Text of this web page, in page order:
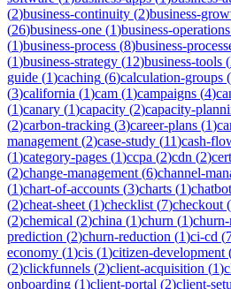
(2)business-continuity (2)business-
(26)business-one (1)business-operations
(1)business-process (8)business-
(1)business-strategy (12)business-tools (
guide (1)caching (6)calculation-groups (
(3)california (1)cam (1)campaigns (4)
(1)canary (1)capacity (2)capacity-
(2)carbon-tracking (3)career-plans (1)
management (2)case-study (11)cash-
(1)category-pages (1)ccpa (2)cdn (2)
(2)change-management (6)channel-
(1)chart-of-accounts (3)charts (1)chatbot
(2)cheat-sheet (1)checklist (7)checkout (
(2)chemical (2)china (1)churn (1)churn-
prediction (2)churn-reduction (1)ci-cd (
economy (1)cis (1)citizen-development
(2)clickfunnels (2)client-acquisition (1)
onboarding (1)client-portal (2)client-